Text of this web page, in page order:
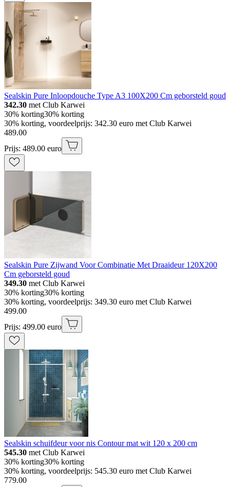
Sealskin Pure Inloopdouche Type A3 100X200 Cm geborsteld goud
342.30 met Club Karwei
30% korting30% korting
30% korting, voordeelprijs: 342.30 euro met Club Karwei
489.00
Prijs: 489.00 euro
Sealskin Pure Zijwand Voor Combinatie Met Draaideur 120X200
Cm geborsteld goud
349.30 met Club Karwei
30% korting30% korting
30% korting, voordeelprijs: 349.30 euro met Club Karwei
499.00
Prijs: 499.00 euro
Sealskin schuifdeur voor nis Contour mat wit 120 x 200 cm
545.30 met Club Karwei
30% korting30% korting
30% korting, voordeelprijs: 545.30 euro met Club Karwei
779.00